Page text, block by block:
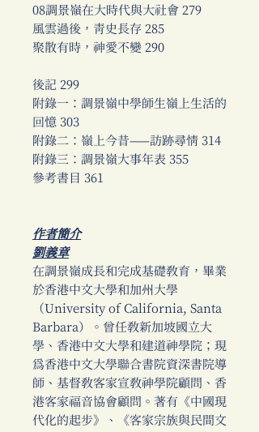
08調景嶺在大時代與大社會 279
風雲過後，青史長存 285
聚散有時，神愛不變 290
後記 299
附錄一：調景嶺中學師生嶺上生活的
回憶 303
附錄二：嶺上今昔——訪跡尋情 314
附錄三：調景嶺大事年表 355
參考書目 361
作者簡介
劉義章
在調景嶺成長和完成基礎教育，畢業
於香港中文大學和加州大學
（University of California, Santa
Barbara）。曾任教新加坡國立大
學、香港中文大學和建道神學院；現
為香港中文大學聯合書院資深書院導
師、基督教客家宣教神學院顧問、香
港客家福音協會顧問。著有《中國現
代化的起步》、《客家宗族與民間文